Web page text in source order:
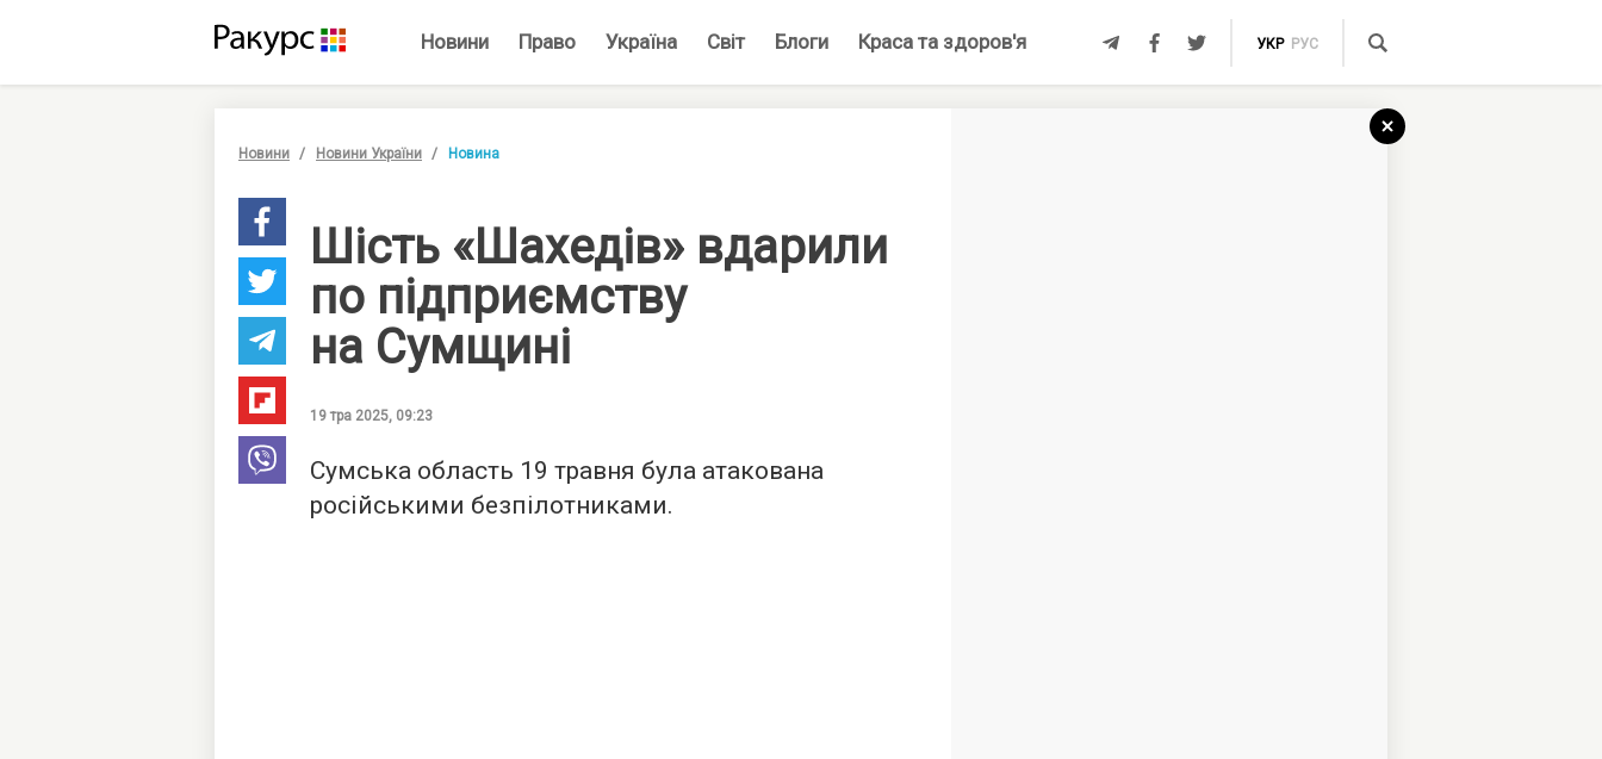
Новини Право Україна Світ Блоги Краса та здоров'я УКР РУС
Новини Новини України Новина
Шість «Шахедів» вдарили
по підприємству
на Сумщині
19 тра 2025, 09:23
Сумська область 19 травня була атакована
російськими безпілотниками.